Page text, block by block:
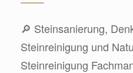
🔎 Steinsanierung,
Steinreinigung und
Steinreinigung